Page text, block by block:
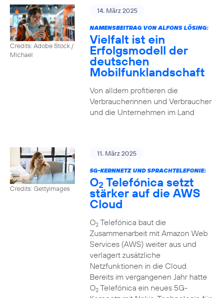
Credits: Adobe Stock /
Michael
14. März 2025
NAMENSBEITRAG VON ALFONS LÖSING:
Vielfalt ist ein
Erfolgsmodell der
deutschen
Mobilfunklandschaft
Von alldem profitieren die
Verbraucherinnen und Verbraucher
und die Unternehmen im Land
Credits: Gettyimages
11. März 2025
5G-KERNNETZ UND SPRACHTELEFONIE:
O2 Telefónica setzt
stärker auf die AWS
Cloud
O2Telefónica baut die
Zusammenarbeit mit Amazon Web
Services (AWS) weiter aus und
verlagert zusätzliche
Netzfunktionen in die Cloud.
Bereits im vergangenen Jahr hatte
O2Telefónica ein neues 5G-